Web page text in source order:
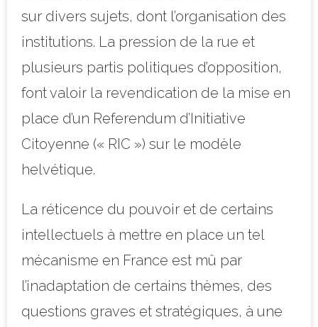
sur divers sujets, dont l’organisation des
institutions. La pression de la rue et
plusieurs partis politiques d’opposition,
font valoir la revendication de la mise en
place d’un Referendum d’Initiative
Citoyenne (« RIC ») sur le modèle
helvétique.
La réticence du pouvoir et de certains
intellectuels à mettre en place un tel
mécanisme en France est mû par
l’inadaptation de certains thèmes, des
questions graves et stratégiques, à une